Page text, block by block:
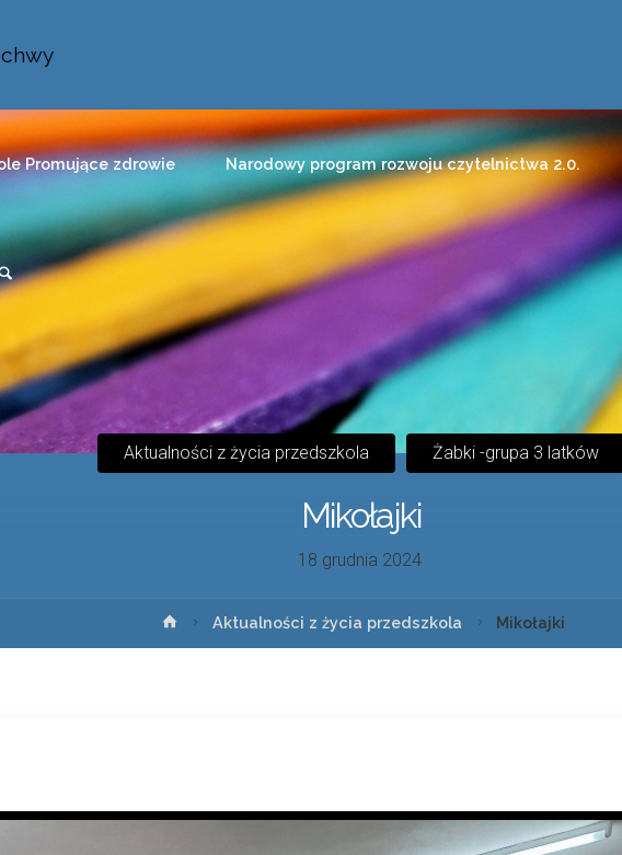
Promujące zdrowie Narodowy program rozwoju czytelnictwa 2.0.
Mikołajki
18 grudnia 2024
Aktualności z życia przedszkola Żabki -grupa 3 latków
Aktualności z życia przedszkola Mikołajki